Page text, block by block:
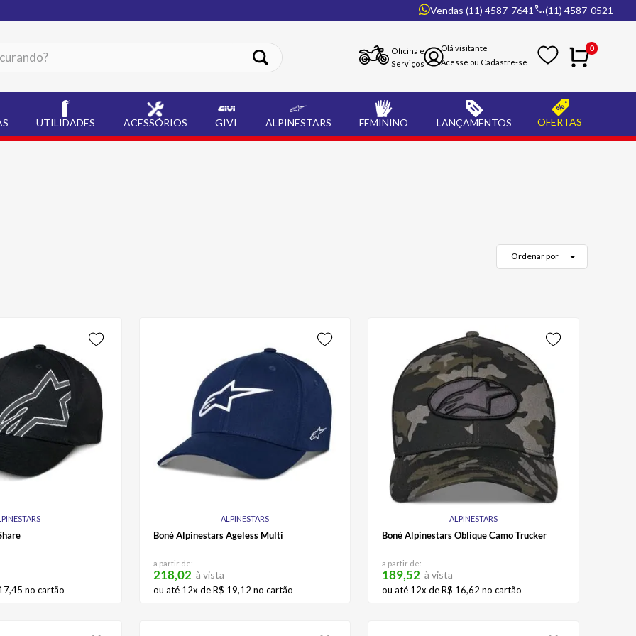
Vendas (11) 4587-7641 (11) 4587-0521
Oficina e
Serviços
0
UTILIDADES ACESSÓRIOS GIVI ALPINESTARS FEMININO LANÇAMENTOS OFERTAS
Ordenar por
,45 no cartão
ALPINESTARS
Boné Alpinestars Ageless Multi
a partir de:
218,02 à vista
ou até 12x deR$ 19,12 no cartão
ALPINESTARS
Boné Alpinestars Oblique Camo Trucker
a partir de:
189,52 à vista
ou até 12x deR$ 16,62 no cartão